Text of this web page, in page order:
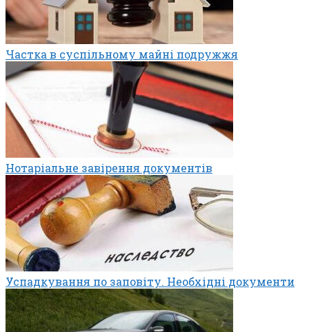
Частка в суспільному майні подружжя
Нотаріальне завірення документів
Успадкування по заповіту. Необхідні документи